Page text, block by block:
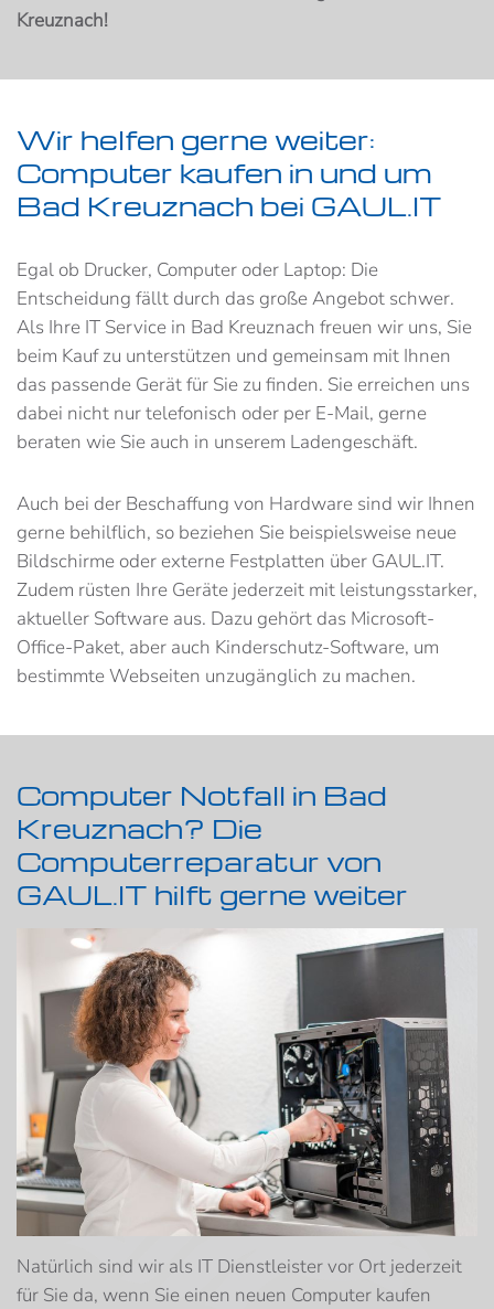
Kreuznach!
Wir helfen gerne weiter:
Computer kaufen in und um
Bad Kreuznach bei GAUL.IT
Egal ob Drucker, Computer oder Laptop: Die
Entscheidung fällt durch das große Angebot schwer.
Als Ihre IT Service in Bad Kreuznach freuen wir uns, Sie
beim Kauf zu unterstützen und gemeinsam mit Ihnen
das passende Gerät für Sie zu finden. Sie erreichen uns
dabei nicht nur telefonisch oder per E-Mail, gerne
beraten wie Sie auch in unserem Ladengeschäft.
Auch bei der Beschaffung von Hardware sind wir Ihnen
gerne behilflich, so beziehen Sie beispielsweise neue
Bildschirme oder externe Festplatten über GAUL.IT.
Zudem rüsten Ihre Geräte jederzeit mit leistungsstarker,
aktueller Software aus. Dazu gehört das Microsoft-
Office-Paket, aber auch Kinderschutz-Software, um
bestimmte Webseiten unzugänglich zu machen.
Computer Notfall in Bad
Kreuznach? Die
Computerreparatur von
GAUL.IT hilft gerne weiter
Natürlich sind wir als IT Dienstleister vor Ort jederzeit
für Sie da, wenn Sie einen neuen Computer kaufen